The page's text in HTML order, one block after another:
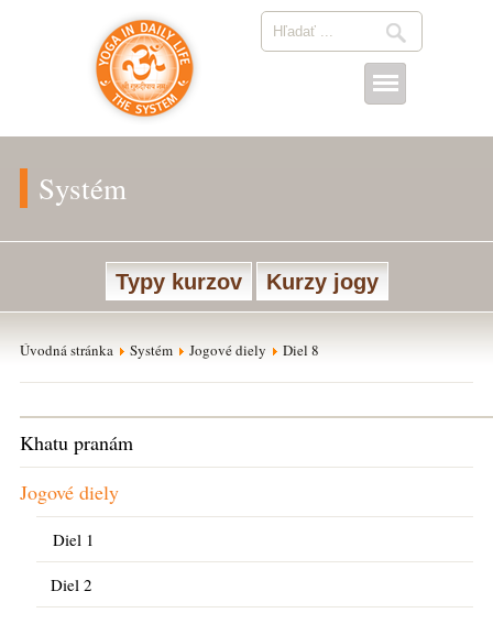
Systém
Typy kurzov Kurzy jogy
Úvodná stránka Systém Jogové diely Diel 8
Khatu pranám
Jogové diely
Diel 1
Diel 2